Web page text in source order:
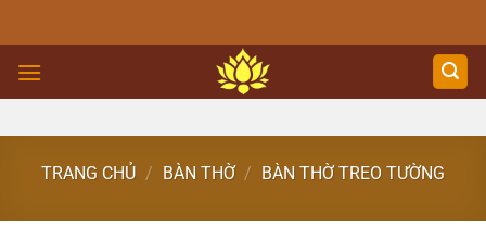
to
content
TRANG CHỦ / BÀN THỜ / BÀN THỜ TREO TƯỜNG